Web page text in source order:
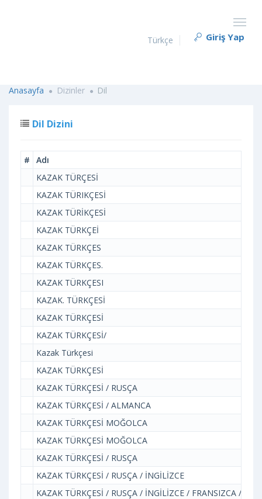
Türkçe Giriş Yap
Anasayfa Dizinler Dil
Dil Dizini
#
Adı
KAZAK TÜRÇESİ
KAZAK TÜRIKÇESİ
KAZAK TÜRİKÇESİ
KAZAK TÜRKÇEİ
KAZAK TÜRKÇES
KAZAK TÜRKÇES.
KAZAK TÜRKÇESI
KAZAK. TÜRKÇESİ
KAZAK TÜRKÇESİ
KAZAK TÜRKÇESİ/
Kazak Türkçesi
KAZAK TÜRKÇESİ
KAZAK TÜRKÇESİ / RUSÇA
KAZAK TÜRKÇESİ / ALMANCA
KAZAK TÜRKÇESİ MOĞOLCA
KAZAK TÜRKÇESİ MOĞOLCA
KAZAK TÜRKÇESİ / RUSÇA
KAZAK TÜRKÇESİ / RUSÇA / İNGİLİZCE
KAZAK TÜRKÇESİ / RUSÇA / İNGİLİZCE / FRANSIZCA /